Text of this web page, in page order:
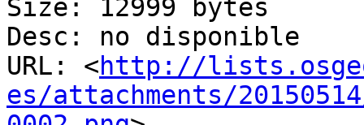
Size: 12999 bytes
Desc: no disponible
URL: <http://
es/attachments/